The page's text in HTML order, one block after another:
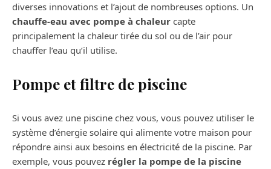
diverses innovations et l’ajout de nombreuses options. Un
chauffe-eau avec pompe à chaleur capte
principalement la chaleur tirée du sol ou de l’air pour
chauffer l’eau qu’il utilise.
Pompe et filtre de piscine
Si vous avez une piscine chez vous, vous pouvez utiliser le
système d’énergie solaire qui alimente votre maison pour
répondre ainsi aux besoins en électricité de la piscine. Par
exemple, vous pouvez régler la pompe de la piscine